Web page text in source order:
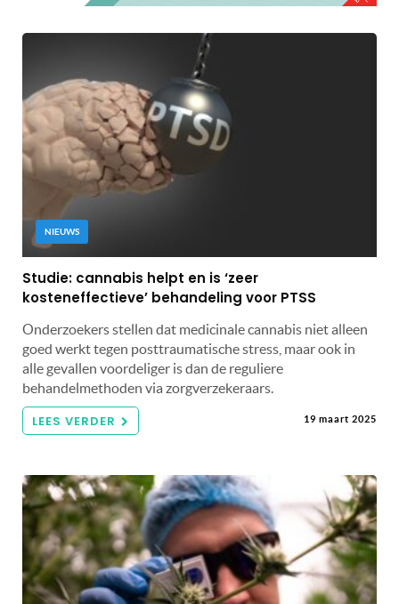
NIEUWS
Studie: cannabis helpt en is ‘zeer
kosteneffectieve’ behandeling voor PTSS
Onderzoekers stellen dat medicinale cannabis niet alleen
goed werkt tegen posttraumatische stress, maar ook in
alle gevallen voordeliger is dan de reguliere
behandelmethoden via zorgverzekeraars.
LEES VERDER 19 maart 2025